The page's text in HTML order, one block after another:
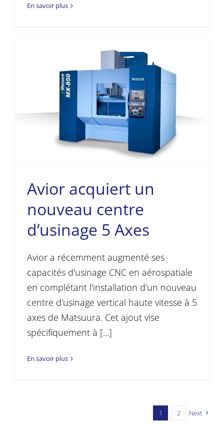
En savoir plus
Avior acquiert un
nouveau centre
d’usinage 5 Axes
Avior a récemment augmenté ses
capacités d'usinage CNC en aérospatiale
en complétant l'installation d'un nouveau
centre d'usinage vertical haute vitesse à 5
axes de Matsuura. Cet ajout vise
spécifiquement à [...]
En savoir plus
1 2 Next